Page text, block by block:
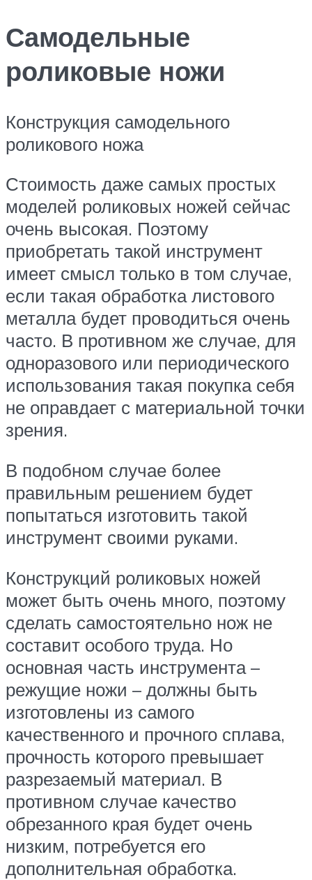
Самодельные
роликовые ножи
Конструкция самодельного
роликового ножа
Стоимость даже самых простых
моделей роликовых ножей сейчас
очень высокая. Поэтому
приобретать такой инструмент
имеет смысл только в том случае,
если такая обработка листового
металла будет проводиться очень
часто. В противном же случае, для
одноразового или периодического
использования такая покупка себя
не оправдает с материальной точки
зрения.
В подобном случае более
правильным решением будет
попытаться изготовить такой
инструмент своими руками.
Конструкций роликовых ножей
может быть очень много, поэтому
сделать самостоятельно нож не
составит особого труда. Но
основная часть инструмента –
режущие ножи – должны быть
изготовлены из самого
качественного и прочного сплава,
прочность которого превышает
разрезаемый материал. В
противном случае качество
обрезанного края будет очень
низким, потребуется его
дополнительная обработка.